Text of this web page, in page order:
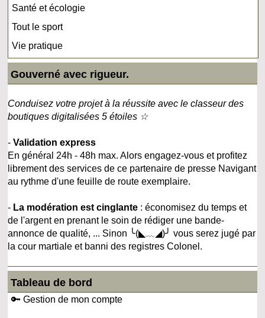
Santé et écologie
Tout le sport
Vie pratique
Gouverné avec rigueur.
Conduisez votre projet à la réussite avec le classeur des
boutiques digitalisées 5 étoiles ☆
-Validation express
En général 24h - 48h max. Alors engagez-vous et profitez
librement des services de ce partenaire de presse Navigant
au rythme d'une feuille de route exemplaire.
- La modération est cinglante : économisez du temps et
de l'argent en prenant le soin de rédiger une bande-
annonce de qualité, ... Sinon ╰(◣﹏◢)╯ vous serez jugé par
la cour martiale et banni des registres Colonel.
Tableau de bord
🔑 Gestion de mon compte